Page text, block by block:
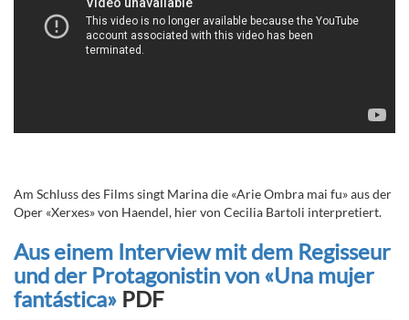
Am Schluss des Films singt Marina die «Arie Ombra mai fu»aus der
Oper «Xerxes»von Haendel, hier von Cecilia Bartoli interpretiert.
Aus einem Interview mit dem Regisseur
und der Protagonistin von «Una mujer
fantástica» PDF